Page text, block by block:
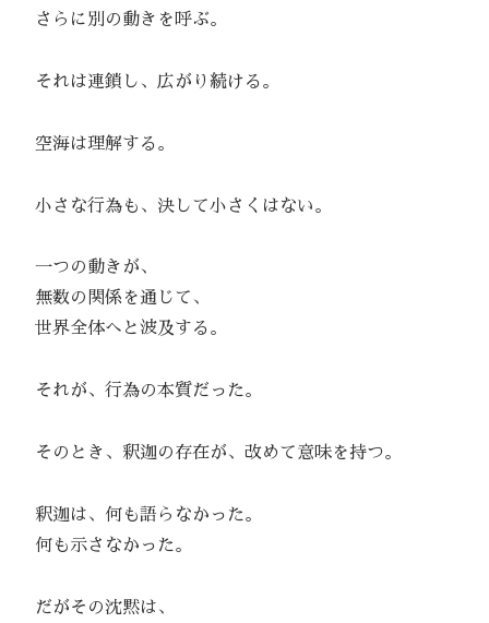
さらに別の動きを呼ぶ。
それは連鎖し、広がり続ける。
空海は理解する。
小さな行為も、決して小さくはない。
一つの動きが、
無数の関係を通じて、
世界全体へと波及する。
それが、行為の本質だった。
そのとき、釈迦の存在が、改めて意味を持つ。
釈迦は、何も語らなかった。
何も示さなかった。
だがその沈黙は、